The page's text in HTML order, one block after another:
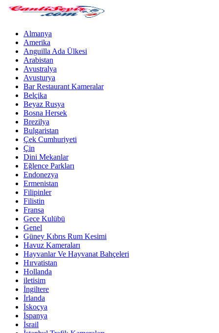
Almanya
Amerika
Anguilla Ada Ülkesi
Arabistan
Avustralya
Avusturya
Bar Restaurant Kameralar
Belçika
Beyaz Rusya
Bosna Hersek
Brezilya
Bulgaristan
Çek Cumhuriyeti
Çin
Dini Mekanlar
Eğlence Parkları
Endonezya
Ermenistan
Filipinler
Filistin
Fransa
Gece Kulübü
Genel
Güney Kıbrıs Rum Kesimi
Havuz Kameraları
Hayvanlar Ve Hayvanat Bahçeleri
Hırvatistan
Hollanda
iletisim
İngiltere
İrlanda
İskoçya
İspanya
İsrail